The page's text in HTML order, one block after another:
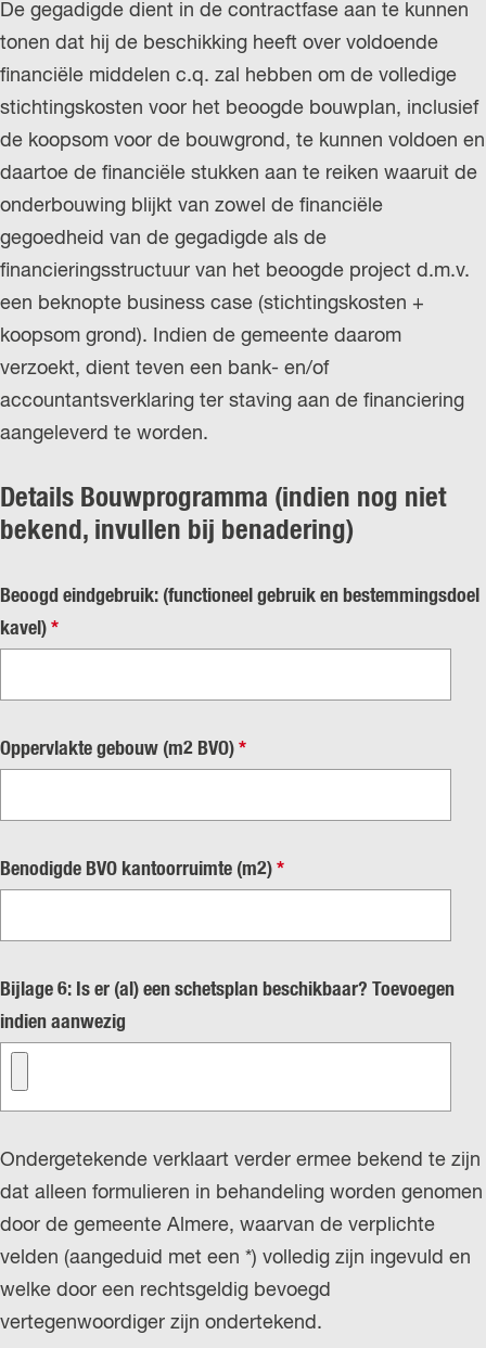
l
i
c
h
t
De gegadigde dient in de contractfase aan te kunnen
tonen dat hij de beschikking heeft over voldoende
financiële middelen c.q. zal hebben om de volledige
stichtingskosten voor het beoogde bouwplan, inclusief
de koopsom voor de bouwgrond, te kunnen voldoen en
daartoe de financiële stukken aan te reiken waaruit de
onderbouwing blijkt van zowel de financiële
gegoedheid van de gegadigde als de
financieringsstructuur van het beoogde project d.m.v.
een beknopte business case (stichtingskosten +
koopsom grond). Indien de gemeente daarom
verzoekt, dient teven een bank- en/of
accountantsverklaring ter staving aan de financiering
aangeleverd te worden.
Details Bouwprogramma (indien nog niet
bekend, invullen bij benadering)
Beoogd eindgebruik: (functioneel gebruik en bestemmingsdoel
kavel) *v
l
c
t
Oppervlakte gebouw (m2 BVO) *v
l
c
Benodigde BVO kantoorruimte (m2) *v
l
Bijlage 6: Is er (al) een schetsplan beschikbaar? Toevoegen
indien aanwezig
Ondergetekende verklaart verder ermee bekend te zijn
dat alleen formulieren in behandeling worden genomen
door de gemeente Almere, waarvan de verplichte
velden (aangeduid met een *) volledig zijn ingevuld en
welke door een rechtsgeldig bevoegd
vertegenwoordiger zijn ondertekend.